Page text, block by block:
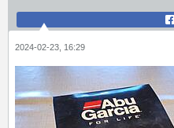
2024-02-23, 16:29